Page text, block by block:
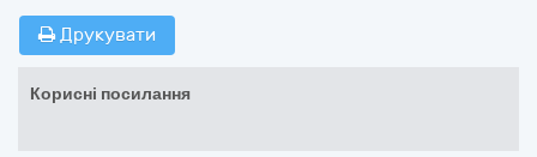
Друкувати
Корисні посилання